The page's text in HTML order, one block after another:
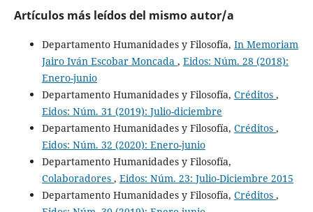
Artículos más leídos del mismo autor/a
Departamento Humanidades y Filosofía, In Memoriam
Jairo Iván Escobar Moncada , Eidos: Núm. 28 (2018):
Enero-junio
Departamento Humanidades y Filosofía, Créditos ,
Eidos: Núm. 31 (2019): Julio-diciembre
Departamento Humanidades y Filosofía, Créditos ,
Eidos: Núm. 32 (2020): Enero-junio
Departamento Humanidades y Filosofía,
Colaboradores , Eidos: Núm. 23: Julio-Diciembre 2015
Departamento Humanidades y Filosofía, Créditos ,